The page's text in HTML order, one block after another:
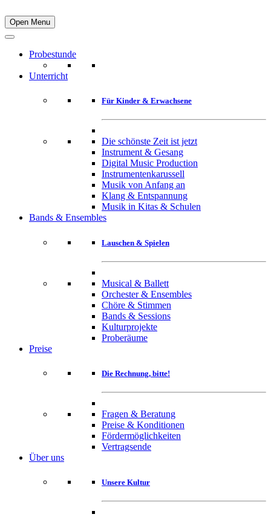
Open Menu
Probestunde
Unterricht
Für Kinder & Erwachsene
Die schönste Zeit ist jetzt
Instrument & Gesang
Digital Music Production
Instrumentenkarussell
Musik von Anfang an
Klang & Entspannung
Musik in Kitas & Schulen
Bands & Ensembles
Lauschen & Spielen
Musical & Ballett
Orchester & Ensembles
Chöre & Stimmen
Bands & Sessions
Kulturprojekte
Proberäume
Preise
Die Rechnung, bitte!
Fragen & Beratung
Preise & Konditionen
Fördermöglichkeiten
Vertragsende
Über uns
Unsere Kultur